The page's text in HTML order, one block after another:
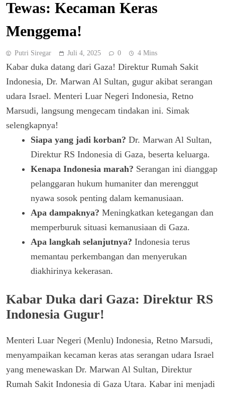
Tewas: Kecaman Keras
Menggema!
Putri Siregar Juli 4, 2025 0 4 Mins
Kabar duka datang dari Gaza! Direktur Rumah Sakit
Indonesia, Dr. Marwan Al Sultan, gugur akibat serangan
udara Israel. Menteri Luar Negeri Indonesia, Retno
Marsudi, langsung mengecam tindakan ini. Simak
selengkapnya!
Siapa yang jadi korban? Dr. Marwan Al Sultan,
Direktur RS Indonesia di Gaza, beserta keluarga.
Kenapa Indonesia marah? Serangan ini dianggap
pelanggaran hukum humaniter dan merenggut
nyawa sosok penting dalam kemanusiaan.
Apa dampaknya? Meningkatkan ketegangan dan
memperburuk situasi kemanusiaan di Gaza.
Apa langkah selanjutnya? Indonesia terus
memantau perkembangan dan menyerukan
diakhirinya kekerasan.
Kabar Duka dari Gaza: Direktur RS
Indonesia Gugur!
Menteri Luar Negeri (Menlu) Indonesia, Retno Marsudi,
menyampaikan kecaman keras atas serangan udara Israel
yang menewaskan Dr. Marwan Al Sultan, Direktur
Rumah Sakit Indonesia di Gaza Utara. Kabar ini menjadi